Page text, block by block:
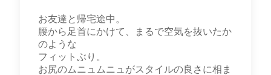
お友達と帰宅途中。
腰から足首にかけて、まるで空気を抜いたか
のような
フィットぶり。
お尻のムニュムニュがスタイルの良さに相ま